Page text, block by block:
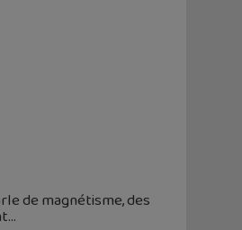
de magnétisme, des